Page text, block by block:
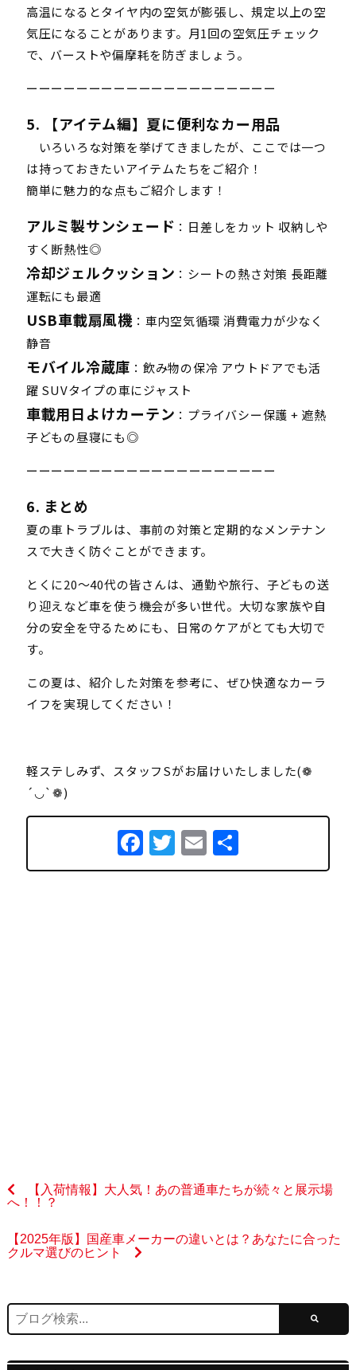
高温になるとタイヤ内の空気が膨張し、規定以上の空
気圧になることがあります。月1回の空気圧チェック
で、バーストや偏摩耗を防ぎましょう。
ーーーーーーーーーーーーーーーーーーーー
5. 【アイテム編】夏に便利なカー用品
いろいろな対策を挙げてきましたが、ここでは一つ
は持っておきたいアイテムたちをご紹介！
簡単に魅力的な点もご紹介します！
アルミ製サンシェード ：日差しをカット 収納しや
すく断熱性◎
冷却ジェルクッション ：シートの熱さ対策 長距離
運転にも最適
USB車載扇風機：車内空気循環 消費電力が少なく
静音
モバイル冷蔵庫 ：飲み物の保冷 アウトドアでも活
躍 SUVタイプの車にジャスト
車載用日よけカーテン ：プライバシー保護 + 遮熱
子どもの昼寝にも◎
ーーーーーーーーーーーーーーーーーーーー
6. まとめ
夏の車トラブルは、事前の対策と定期的なメンテナン
スで大きく防ぐことができます。
とくに20〜40代の皆さんは、通勤や旅行、子どもの送
り迎えなど車を使う機会が多い世代。大切な家族や自
分の安全を守るためにも、日常のケアがとても大切で
す。
この夏は、紹介した対策を参考に、ぜひ快適なカーラ
イフを実現してください！
軽ステしみず、スタッフSがお届けいたしました(❁
´◡`❁)
Facebook
TwitterEmail
有
【入荷情報】大人気！あの普通車たちが続々と展示場
へ！！？
【2025年版】国産車メーカーの違いとは？あなたに合った
クルマ選びのヒント